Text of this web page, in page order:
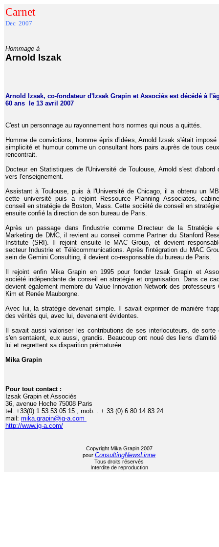
Carnet
Dec 2007
Hommage à
Arnold Iszak
Arnold Izsak, co-fondateur d'Izsak Grapin et Associés est décédé à
60 ans
le 13 avril 2007
C'est un personnage au rayonnement hors normes qui nous a quittés.
Homme de convictions, homme épris d'idées, Arnold Izsak s'était imposé
simplicité et humour comme un consultant hors pairs auprès de tous
rencontrait.
Docteur en Statistiques de l'Université de Toulouse, Arnold s'est d'abord
vers l'enseignement.
Assistant à Toulouse, puis à l'Université de Chicago, il a obtenu un
cette université puis a rejoint Ressource Planning Associates,
conseil en stratégie de Boston, Mass. Cette société de conseil en
ensuite confié la direction de son bureau de Paris.
Après un passage dans l'industrie comme Directeur de la Stratégie
Marketing de DMC, il revient au conseil comme Partner du Stanford
Institute (SRI). Il rejoint ensuite le MAC Group, et devient
secteur Industrie et Télécommunications. Après l'intégration du MAC
sein de Gemini Consulting, il devient co-responsable du bureau de Paris.
Il rejoint enfin Mika Grapin en 1995 pour fonder Izsak Grapin et
société indépendante de conseil en stratégie et organisation. Dans ce
devient également membre du Value Innovation Network des professeurs
Kim et Renée Mauborgne.
Avec lui, la stratégie devenait simple. Il savait exprimer de manière
des vérités qui, avec lui, devenaient évidentes.
Il savait aussi valoriser les contributions de ses interlocuteurs, de sorte
s'en sentaient, eux aussi, grandis. Beaucoup ont noué des liens d'amitié
lui et regrettent sa disparition prématurée.
Mika Grapin
Pour tout contact :
Izsak Grapin et Associés
36, avenue Hoche 75008 Paris
tel: +33(0) 1 53 53 05 15 ; mob. : + 33 (0) 6 80 14 83 24
mail: mika.grapin@ig-a.com
http://www.ig-a.com/
Copyright Mika Grapin 2007
pour ConsultingNewsLinne
Tous droits réservés
Interdite de reproduction